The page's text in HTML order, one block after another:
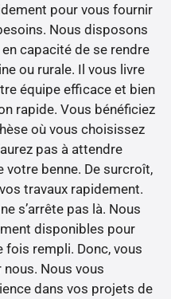
pour vous fournir
Nous disposons
capacité de se rendre
ou rurale. Il vous livre
équipe efficace et bien
rapide. Vous bénéficiez
où vous choisissez
pas à attendre
benne. De surcroît,
travaux rapidement.
s’arrête pas là. Nous
disponibles pour
fois rempli. Donc, vous
Nous vous
dans vos projets de